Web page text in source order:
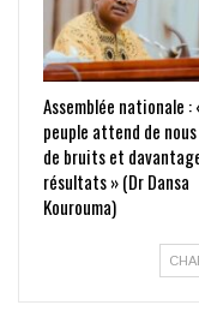
Assemblée nationale :
peuple attend de
de bruits et
résultats » (Dr Dansa
Kourouma)